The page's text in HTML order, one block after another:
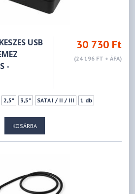
USB
-
30 730 Ft
(24 196 FT + ÁFA)
2,5" 3,5" SATA I / II / III 1 db
KOSÁRBA